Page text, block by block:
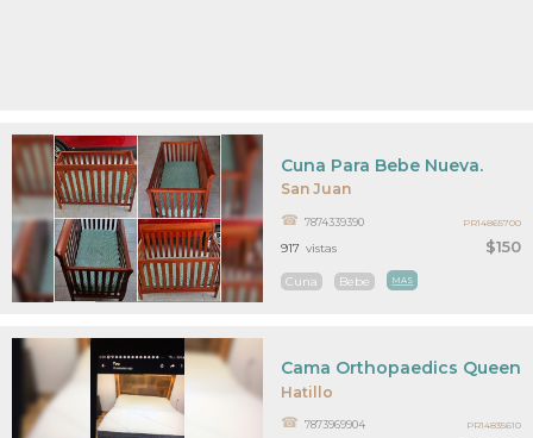
San Juan
$150
Cuna Para Bebe Nueva.
7874339390
Cuna Bebe MAS
917 vistas
PR14865700
Hatillo
Cama Orthopaedics Queen
7873969904 PR14835610